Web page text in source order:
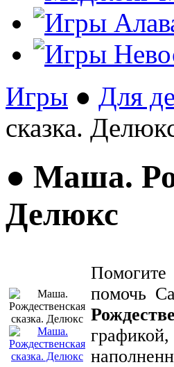
Игры ● Для
сказка.
● Маша.
Делюкс
помочь